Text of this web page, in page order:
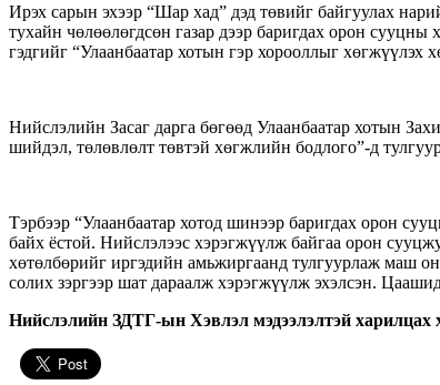
Ирэх сарын эхээр “Шар хад” дэд төвийг байгуулах
тухайн чөлөөлөгдсөн газар дээр баригдах орон
гэдгийг “Улаанбаатар хотын гэр хорооллыг
Нийслэлийн Засаг дарга бөгөөд Улаанбаатар хотын
шийдэл, төлөвлөлт төвтэй хөгжлийн бодлого”-д
Тэрбээр “Улаанбаатар хотод шинээр баригдах орон
байх ёстой. Нийслэлээс хэрэгжүүлж байгаа орон
хөтөлбөрийг иргэдийн амьжиргаанд тулгуурлаж маш
солих зэргээр шат дараалж хэрэгжүүлж эхэлсэн.
Нийслэлийн ЗДТГ-ын Хэвлэл мэдээлэлтэй харилцах